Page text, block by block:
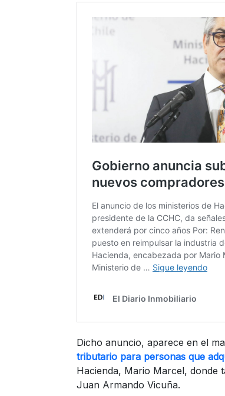
Dicho anuncio, aparece en el
tributario para personas que
Hacienda, Mario Marcel, donde
Juan Armando Vicuña.